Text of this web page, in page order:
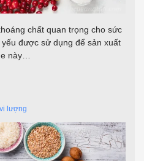
chất quan trọng cho sức
được sử dụng để sản xuất
này…
lượng